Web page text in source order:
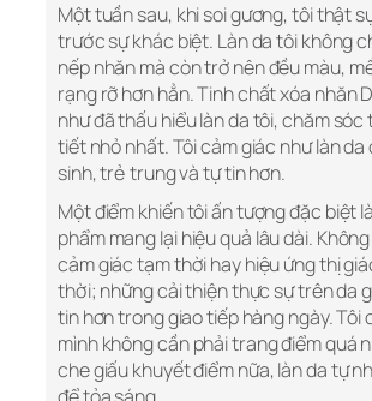
Một tuần sau, khi soi gương, tôi thật
trước sự khác biệt. Làn da tôi không
nếp nhăn mà còn trở nên đều màu,
rạng rỡ hơn hẳn. Tinh chất xóa nhăn
như đã thấu hiểu làn da tôi, chăm sóc
tiết nhỏ nhất. Tôi cảm giác như làn da
sinh, trẻ trung và tự tin hơn.
Một điểm khiến tôi ấn tượng đặc biệt
phẩm mang lại hiệu quả lâu dài.
cảm giác tạm thời hay hiệu ứng thị
thời; những cải thiện thực sự trên da
tin hơn trong giao tiếp hàng ngày. Tôi
mình không cần phải trang điểm quá
che giấu khuyết điểm nữa, làn da tự